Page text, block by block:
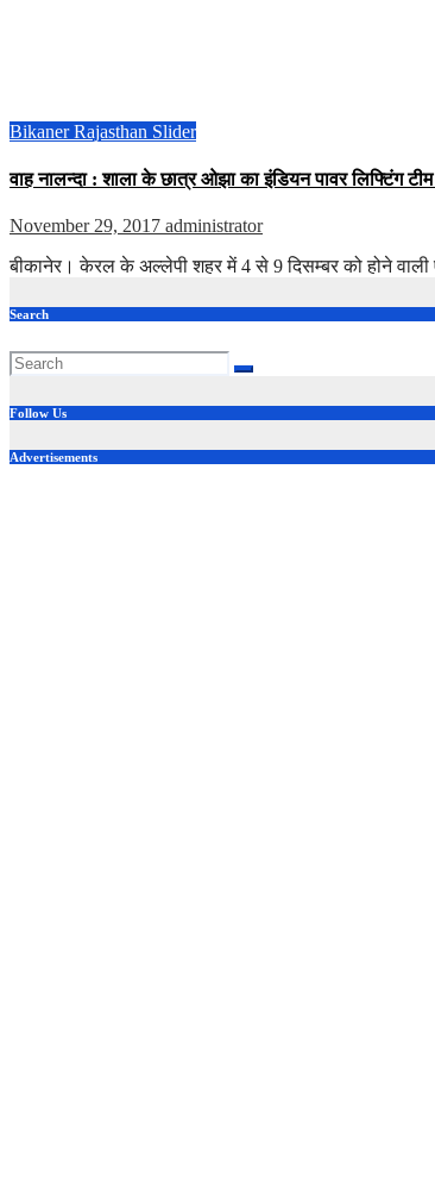
BikanerRajasthan Slider
वाह नालन्दा : शाला के छात्र ओझा का इंडियन पावर लिफ्टिंग
November 29, 2017 administrator
बीकानेर। केरल के अल्लेपी शहर में 4 से 9 दिसम्बर को होने
Search
Follow Us
Advertisements